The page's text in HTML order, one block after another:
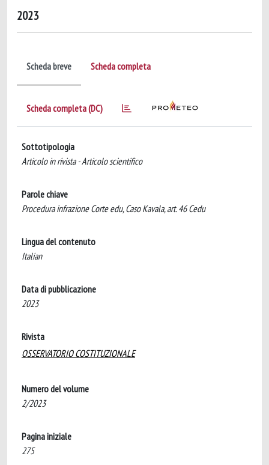
2023
Scheda breve Scheda completa
Scheda completa (DC)
Sottotipologia
Articolo in rivista - Articolo scientifico
Parole chiave
Procedura infrazione Corte edu, Caso Kavala, art. 46 Cedu
Lingua del contenuto
Italian
Data di pubblicazione
2023
Rivista
OSSERVATORIO COSTITUZIONALE
Numero del volume
2/2023
Pagina iniziale
275